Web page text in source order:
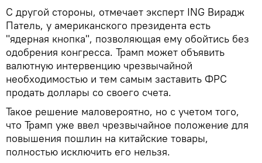
С другой стороны, отмечает эксперт ING Вирадж
Патель, у американского президента есть
"ядерная кнопка", позволяющая ему обойтись без
одобрения конгресса. Трамп может объявить
валютную интервенцию чрезвычайной
необходимостью и тем самым заставить ФРС
продать доллары со своего счета.
Такое решение маловероятно, но с учетом того,
что Трамп уже ввел чрезвычайное положение для
повышения пошлин на китайские товары,
полностью исключить его нельзя.